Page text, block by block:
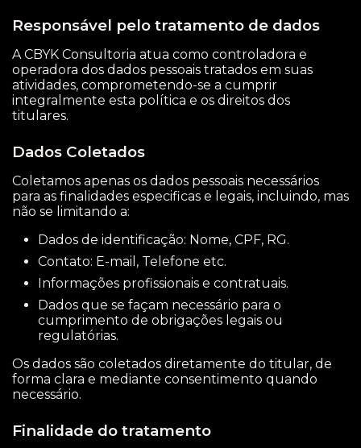
Responsável pelo tratamento de dados
A CBYK Consultoria atua como controladora e
operadora dos dados pessoais tratados em suas
atividades, comprometendo-se a cumprir
integralmente esta política e os direitos dos
titulares.
Dados Coletados
Coletamos apenas os dados pessoais necessários
para as finalidades especificas e legais, incluindo, mas
não se limitando a:
Dados de identificação: Nome, CPF, RG.
Contato: E-mail, Telefone etc.
Informações profissionais e contratuais.
Dados que se façam necessário para o
cumprimento de obrigações legais ou
regulatórias.
Os dados são coletados diretamente do titular, de
forma clara e mediante consentimento quando
necessário.
Finalidade do tratamento